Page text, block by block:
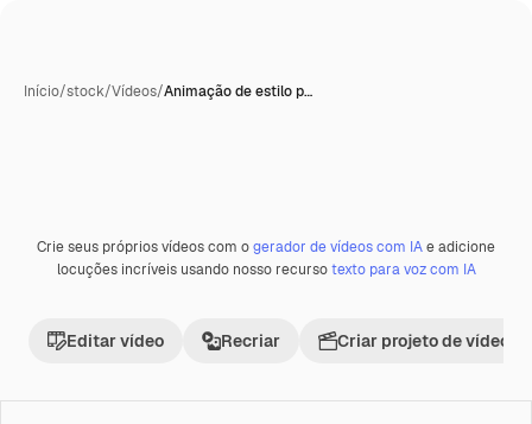
Início/stock/Vídeos/Animação de estilo p…
Premium
Crie seus próprios vídeos com ogerador de vídeos com IAe adicione
locuções incríveis usando nosso recursotexto para voz com IA
Editar vídeo Recriar Criar projeto de vídeo